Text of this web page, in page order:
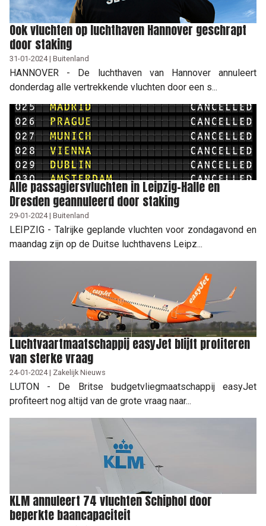
Ook vluchten op luchthaven Hannover geschrapt
door staking
31-01-2024 | Buitenland
HANNOVER - De luchthaven van Hannover annuleert
donderdag alle vertrekkende vluchten door een s...
Alle passagiersvluchten in Leipzig-Halle en
Dresden geannuleerd door staking
29-01-2024 | Buitenland
LEIPZIG - Talrijke geplande vluchten voor zondagavond en
maandag zijn op de Duitse luchthavens Leipz...
Luchtvaartmaatschappij easyJet blijft profiteren
van sterke vraag
24-01-2024 | Zakelijk Nieuws
LUTON - De Britse budgetvliegmaatschappij easyJet
profiteert nog altijd van de grote vraag naar...
KLM annuleert 74 vluchten Schiphol door
beperkte baancapaciteit